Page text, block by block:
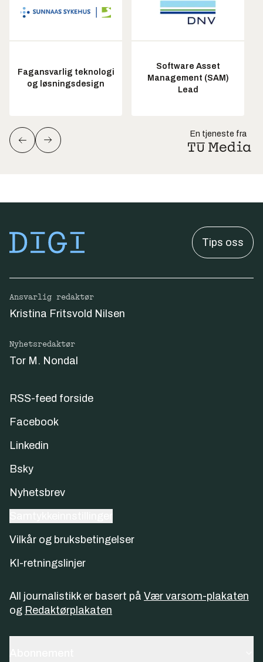
Fagansvarlig teknologi
og løsningsdesign
Software Asset
Management (SAM)
Lead
En tjeneste fra
Tips oss
Ansvarlig redaktør
Kristina Fritsvold Nilsen
Nyhetsredaktør
Tor M. Nondal
RSS-feed forside
Facebook
Linkedin
Bsky
Nyhetsbrev
Vilkår og bruksbetingelser
KI-retningslinjer
All journalistikk er basert på Vær varsom-plakaten
og Redaktørplakaten